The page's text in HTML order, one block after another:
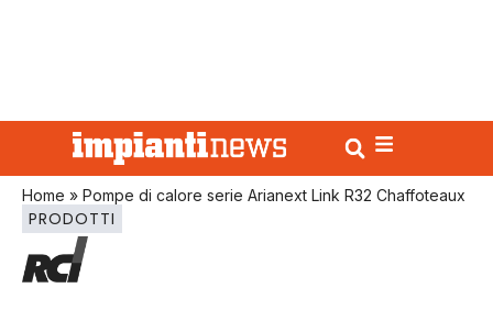
Home » Pompe di calore serie Arianext Link R32 Chaffoteaux
PRODOTTI